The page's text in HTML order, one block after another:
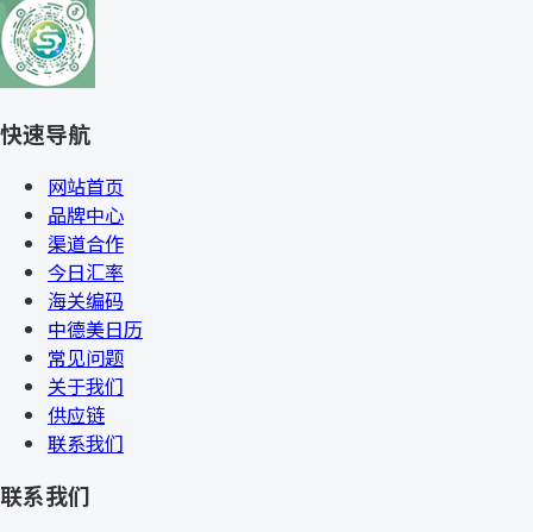
快速导航
网站首页
品牌中心
渠道合作
今日汇率
海关编码
中德美日历
常见问题
关于我们
供应链
联系我们
联系我们